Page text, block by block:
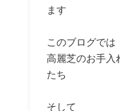
ます
このブログでは
高麗芝のお手入
たち
そして